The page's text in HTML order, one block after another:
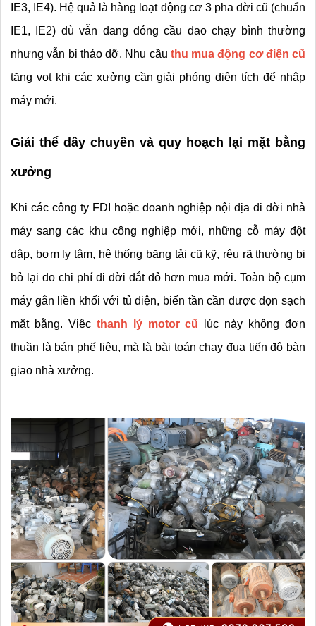
IE3, IE4). Hệ quả là hàng loạt động cơ 3 pha đời cũ (chuẩn
IE1, IE2) dù vẫn đang đóng cầu dao chạy bình thường
nhưng vẫn bị tháo dỡ. Nhu cầu thu mua động cơ điện cũ
tăng vọt khi các xưởng cần giải phóng diện tích để nhập
máy mới.
Giải thể dây chuyền và quy hoạch lại mặt bằng
xưởng
Khi các công ty FDI hoặc doanh nghiệp nội địa di dời nhà
máy sang các khu công nghiệp mới, những cỗ máy đột
dập, bơm ly tâm, hệ thống băng tải cũ kỹ, rệu rã thường bị
bỏ lại do chi phí di dời đắt đỏ hơn mua mới. Toàn bộ cụm
máy gắn liền khối với tủ điện, biến tần cần được dọn sạch
mặt bằng. Việc thanh lý motor cũ lúc này không đơn
thuần là bán phế liệu, mà là bài toán chạy đua tiến độ bàn
giao nhà xưởng.